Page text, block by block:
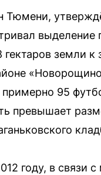
Тюмени,
выделение
земли к
примерно 95
превышает
году, в связи